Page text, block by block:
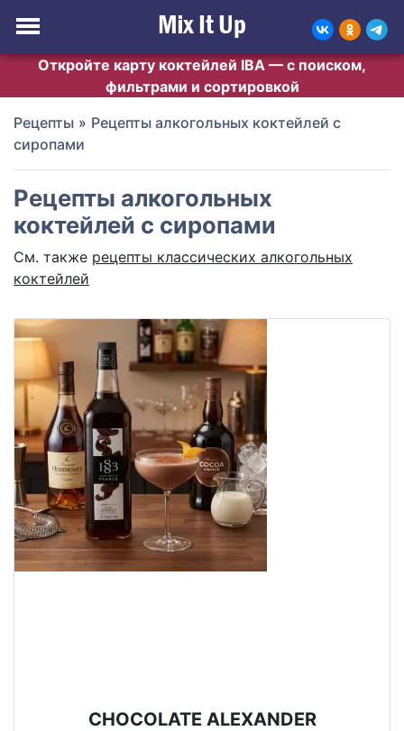
Откройте карту коктейлей IBA — с поиском,
фильтрами и сортировкой
Рецепты » Рецепты алкогольных коктейлей с
сиропами
Рецепты алкогольных
коктейлей с сиропами
См. также рецепты классических алкогольных
коктейлей
CHOCOLATE ALEXANDER